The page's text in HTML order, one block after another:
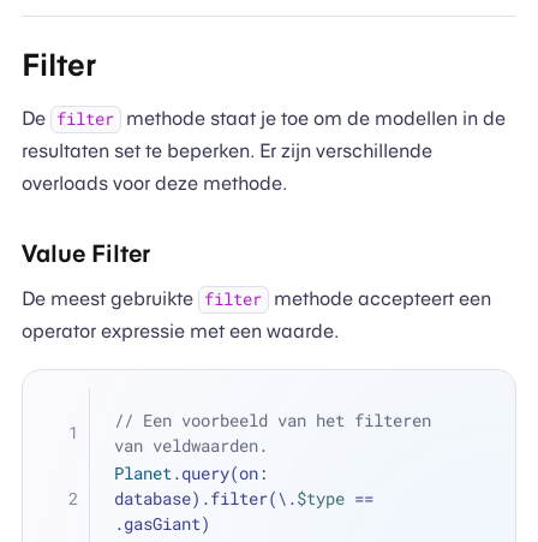
Filter
De filter
methode staat je toe om de modellen in de
resultaten set te beperken. Er zijn verschillende
overloads voor deze methode.
Value Filter
De meest gebruikte filter
methode accepteert een
operator expressie met een waarde.
// Een voorbeeld van het filteren
van veldwaarden.
Planet.query(on:
database).filter(\.$type ==
.gasGiant)